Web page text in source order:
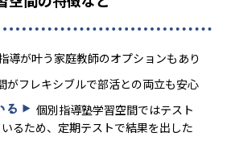
導が叶う家庭教師のオプションもあり
がフレキシブルで部活との両立も安心
る
個別指導塾学習空間ではテスト
るため、定期テストで結果を出した